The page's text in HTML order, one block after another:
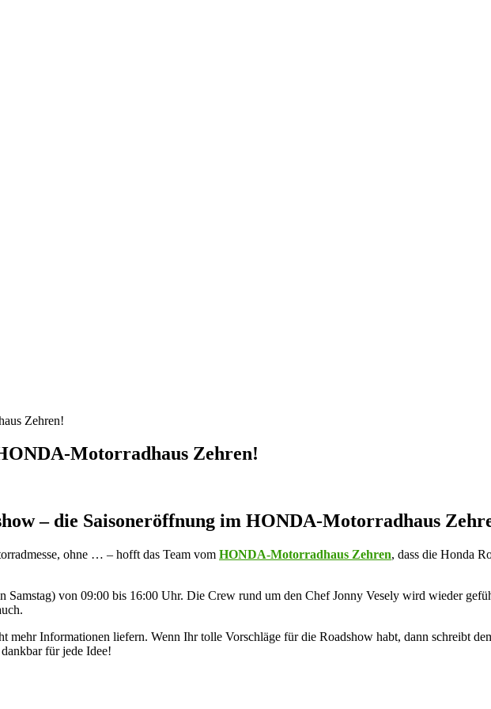
Zehren!
Motorradhaus Zehren!
– die Saisoneröffnung im HONDA-Motorradhaus
ohne … – hofft das Team vom HONDA-Motorradhaus Zehren, dass die Honda
von 09:00 bis 16:00 Uhr. Die Crew rund um den Chef Jonny Vesely wird wieder
Informationen liefern. Wenn Ihr tolle Vorschläge für die Roadshow habt, dann schreibt
für jede Idee!